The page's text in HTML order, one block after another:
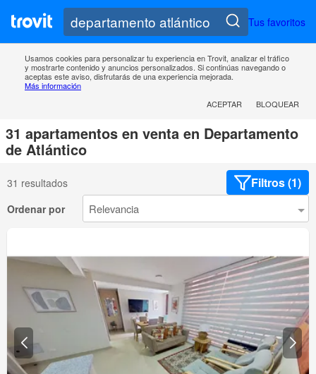
Tus favoritos
Usamos cookies para personalizar tu experiencia en Trovit, analizar el tráfico
y mostrarte contenido y anuncios personalizados. Si continúas navegando o
aceptas este aviso, disfrutarás de una experiencia mejorada.
Más información
ACEPTAR
BLOQUEAR
31 apartamentos en venta en Departamento
de Atlántico
31 resultados Filtros (1)
Ordenar por